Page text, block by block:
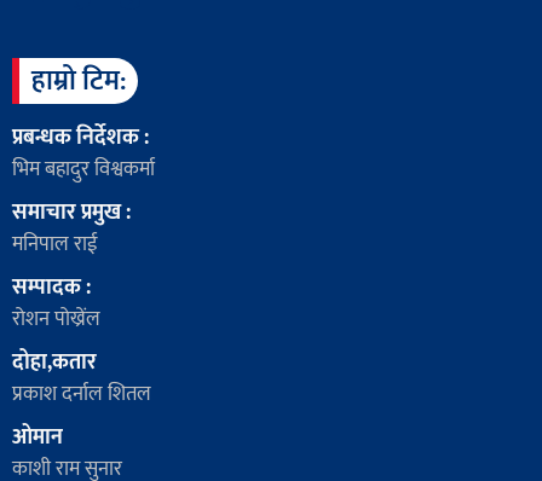
हाम्रो टिम:
प्रबन्धक निर्देशक :
भिम बहादुर विश्वकर्मा
समाचार प्रमुख :
मनिपाल राई
सम्पादक :
रोशन पोख्रेंल
दोहा,कतार
प्रकाश दर्नाल शितल
ओमान
काशी राम सुनार